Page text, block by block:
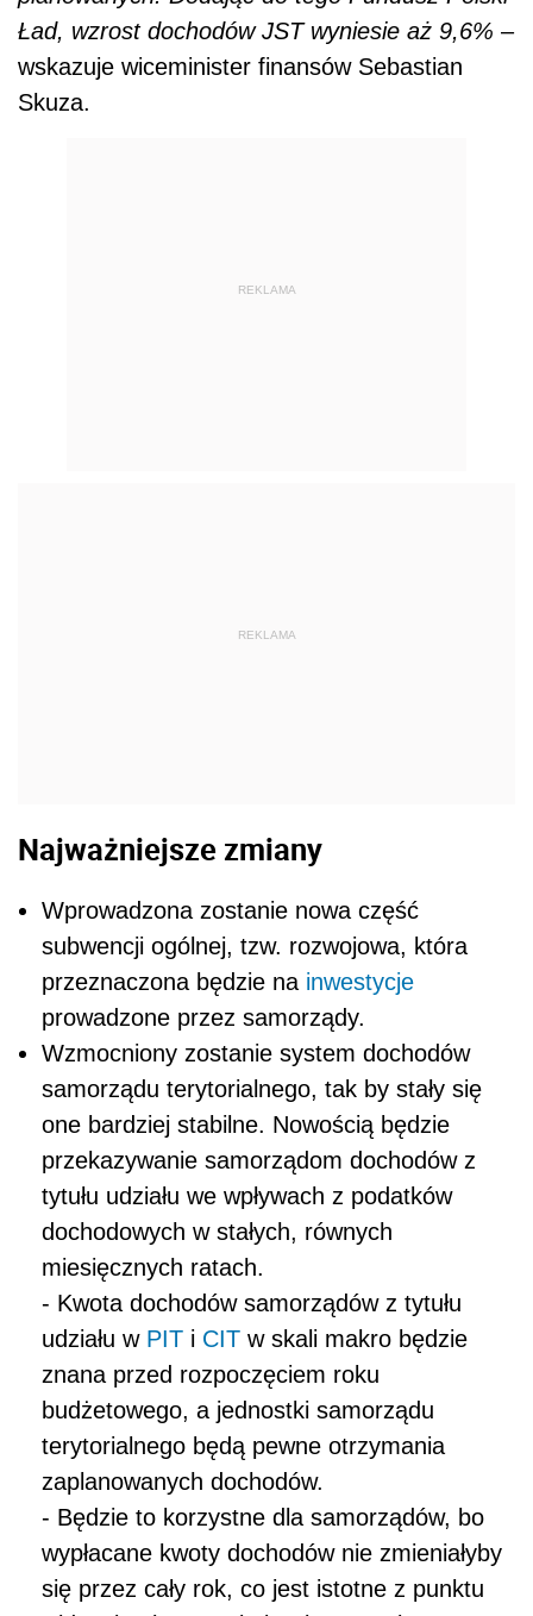
Ład, wzrost dochodów JST wyniesie aż 9,6% –
wskazuje wiceminister finansów Sebastian
Skuza.
REKLAMA
REKLAMA
Najważniejsze zmiany
Wprowadzona zostanie nowa część
subwencji ogólnej, tzw. rozwojowa, która
przeznaczona będzie na inwestycje
prowadzone przez samorządy.
Wzmocniony zostanie system dochodów
samorządu terytorialnego, tak by stały się
one bardziej stabilne. Nowością będzie
przekazywanie samorządom dochodów z
tytułu udziału we wpływach z podatków
dochodowych w stałych, równych
miesięcznych ratach.
- Kwota dochodów samorządów z tytułu
udziału w PIT i CIT w skali makro będzie
znana przed rozpoczęciem roku
budżetowego, a jednostki samorządu
terytorialnego będą pewne otrzymania
zaplanowanych dochodów.
- Będzie to korzystne dla samorządów, bo
wypłacane kwoty dochodów nie zmieniałyby
się przez cały rok, co jest istotne z punktu